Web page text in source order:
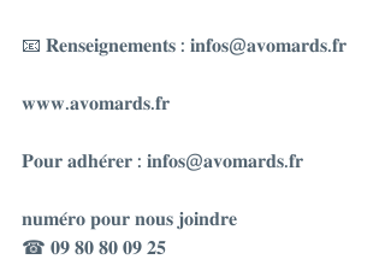
📧 𝐑𝐞𝐧𝐬𝐞𝐢𝐠𝐧𝐞𝐦𝐞𝐧𝐭𝐬 : 𝐢𝐧𝐟𝐨𝐬@𝐚𝐯𝐨𝐦𝐚𝐫𝐝𝐬.𝐟𝐫
𝐰𝐰𝐰.𝐚𝐯𝐨𝐦𝐚𝐫𝐝𝐬.𝐟𝐫
𝐏𝐨𝐮𝐫 𝐚𝐝𝐡𝐞́𝐫𝐞𝐫 : 𝐢𝐧𝐟𝐨𝐬@𝐚𝐯𝐨𝐦𝐚𝐫𝐝𝐬.𝐟𝐫
𝐧𝐮𝐦𝐞́𝐫𝐨 𝐩𝐨𝐮𝐫 𝐧𝐨𝐮𝐬 𝐣𝐨𝐢𝐧𝐝𝐫𝐞
☎ 𝟎𝟗 𝟖𝟎 𝟖𝟎 𝟎𝟗 𝟐𝟓